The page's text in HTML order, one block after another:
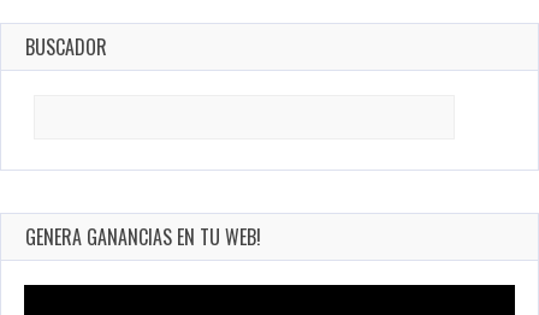
BUSCADOR
GENERA GANANCIAS EN TU WEB!